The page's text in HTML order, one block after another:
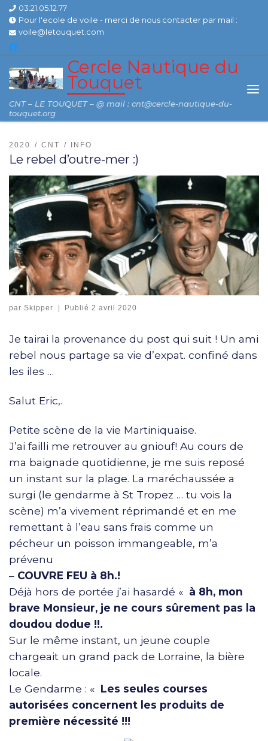
Skip to content
03.21.05.12.77
Pour l'ecole de voile - merci de nous contacter par mail :
voile@letouquet.com
Cercle Nautique du
Touquet
CNT – LE TOUQUET – @ mail : cnt@cercle-nautique-du-
touquet.org
2020 CNT INFO
Le rebel d’outre-mer :)
par Skipper Publié2 avril 2020
Je tairai la provenance du post qui suit ! Un ami
rebel nous partage sa vie d’expat. confiné dans
les iles …
Salut Eric,.
Petite scène de la vie Martiniquaise.
J’ai failli me retrouver au gniouf! Au cours de
ma baignade quotidienne, je me suis reposé
un instant sur la plage. La maréchaussée a
surgi (le gendarme à St Tropez … tu vois la
scène) m’a vivement réprimandé et en me
remettant à l’eau sans frais comme un
pécheur un poisson immangeable, m’a
prévenu
– COUVRE FEU à 8h.!
Déjà hors de portée j’ai hasardé « à 8h, mon
brave Monsieur, je ne cours sûrement pas la
doudou dodue !!.
Sur le même instant, un jeune couple
chargeait un grand pack de Lorraine, la bière
locale.
Le Gendarme : « Les seules courses
autorisées concernent les produits de
première nécessité !!!